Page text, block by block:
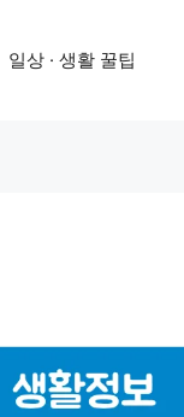
일상 · 생활 꿀팁